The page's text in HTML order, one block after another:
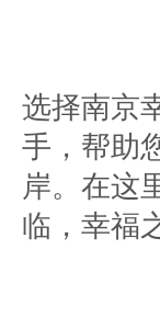
选择南京
手，帮助
岸。在这
临，幸福